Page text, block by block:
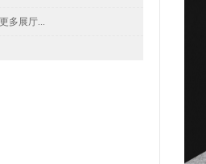
多展厅...